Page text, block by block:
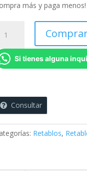
más y paga menos!
Si tienes alguna
Consultar
Retablos,